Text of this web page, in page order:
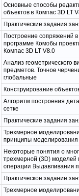
Основные способы
объектов в Компас 3D LT
Практические задания
Построение сопряжений
программе Комобы
Компас 3D LT V8.0
Анализ геометрического
предметов. Точное
глобальные
Конструирование
Алгоритм построения
сетке
Практические задания
Трехмерное
принципы моделирования
Некоторые понятия о
трехмерной (3D) моделей
операции Выдавливания
Практическое задание
Трехмерное